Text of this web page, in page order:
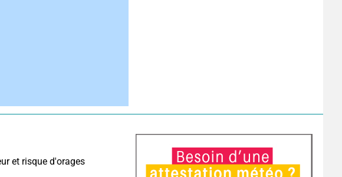
et risque d'orages